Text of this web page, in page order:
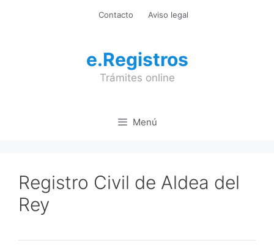
Contacto Aviso legal
e.Registros
Trámites online
Menú
Registro Civil de Aldea del
Rey